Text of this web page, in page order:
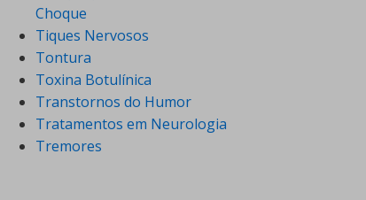
Choque
Tiques Nervosos
Tontura
Toxina Botulínica
Transtornos do Humor
Tratamentos em Neurologia
Tremores